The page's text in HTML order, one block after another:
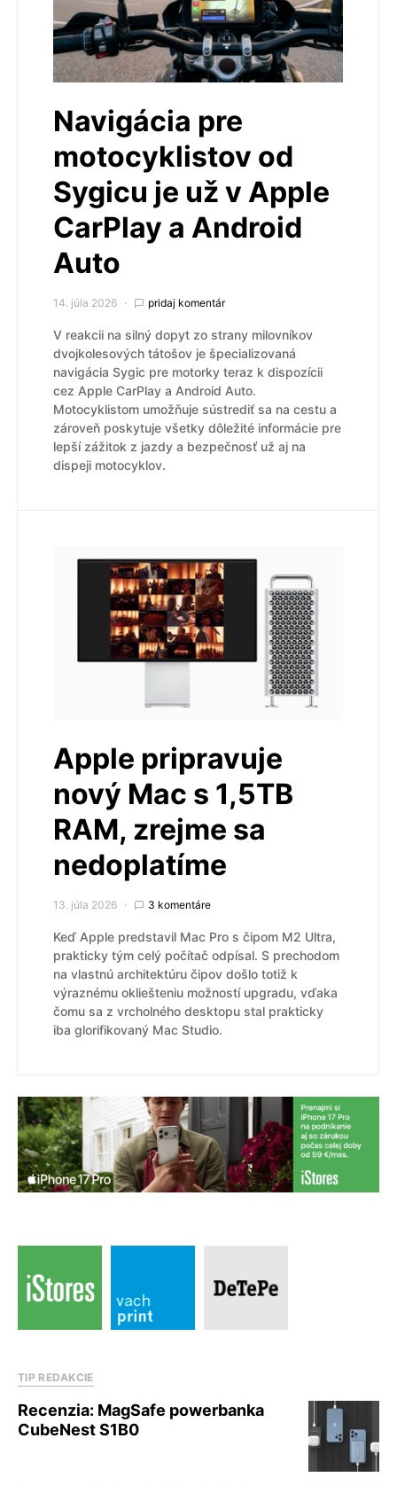
Navigácia pre
motocyklistov od
Sygicu je už v Apple
CarPlay a Android
Auto
14. júla 2026 pridaj komentár
V reakcii na silný dopyt zo strany milovníkov
dvojkolesových tátošov je špecializovaná
navigácia Sygic pre motorky teraz k dispozícii
cez Apple CarPlay a Android Auto.
Motocyklistom umožňuje sústrediť sa na cestu a
zároveň poskytuje všetky dôležité informácie pre
lepší zážitok z jazdy a bezpečnosť už aj na
dispeji motocyklov.
Apple pripravuje
nový Mac s 1,5TB
RAM, zrejme sa
nedoplatíme
13. júla 2026 3 komentáre
Keď Apple predstavil Mac Pro s čipom M2 Ultra,
prakticky tým celý počítač odpísal. S prechodom
na vlastnú architektúru čipov došlo totiž k
výraznému okliešteniu možností upgradu, vďaka
čomu sa z vrcholného desktopu stal prakticky
iba glorifikovaný Mac Studio.
TIP REDAKCIE
Recenzia: MagSafe powerbanka
CubeNest S1B0